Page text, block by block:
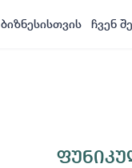
ბიზნესისთვის ჩვენ